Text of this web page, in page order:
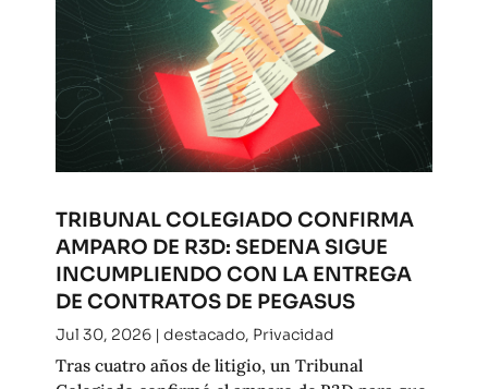
TRIBUNAL COLEGIADO CONFIRMA
AMPARO DE R3D: SEDENA SIGUE
INCUMPLIENDO CON LA ENTREGA
DE CONTRATOS DE PEGASUS
Jul 30, 2026| destacado, Privacidad
Tras cuatro años de litigio, un Tribunal